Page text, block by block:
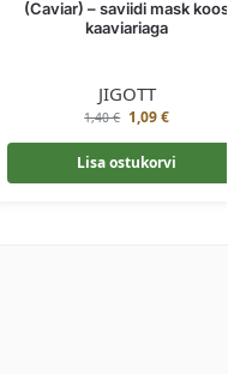
(Caviar) – saviidi mask
kaaviariaga
JIGOTT
1,40€ 1,09€
Lisa ostukorvi